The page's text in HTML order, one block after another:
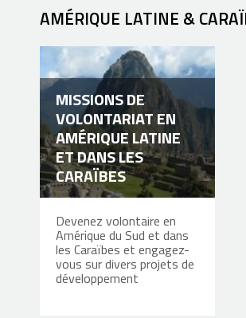
AMÉRIQUE LATINE &
MISSIONS DE
VOLONTARIAT EN
AMÉRIQUE LATINE
ET DANS LES
CARAÏBES
Devenez volontaire en
Amérique du Sud et dans
les Caraïbes et engagez-
vous sur divers projets de
développement